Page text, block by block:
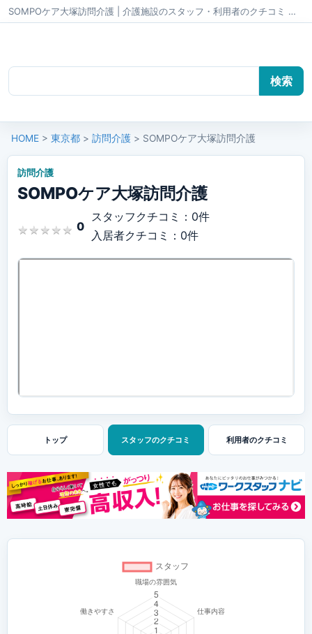
SOMPOケア大塚訪問介護 | 介護施設のスタッフ・利用者のクチコミ かいごちゃんねる
HOME > 東京都 > 訪問介護 > SOMPOケア大塚訪問介護
訪問介護
SOMPOケア大塚訪問介護
★ ★ ★ ★ ★
★ ★ ★ ★ ★ 0
スタッフクチコミ：0件
入居者クチコミ：0件
トップ スタッフのクチコミ 利用者のクチコミ